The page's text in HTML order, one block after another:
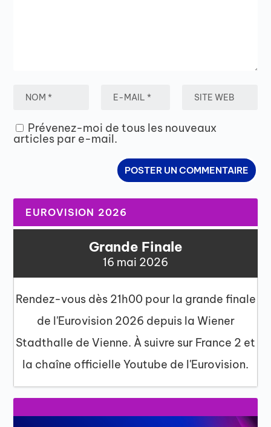
Prévenez-moi de tous les nouveaux
articles par e-mail.
EUROVISION 2026
Grande Finale
16 mai 2026
Rendez-vous dès 21h00 pour la grande finale
de l'Eurovision 2026 depuis la Wiener
Stadthalle de Vienne. À suivre sur France 2 et
la chaîne officielle Youtube de l'Eurovision.